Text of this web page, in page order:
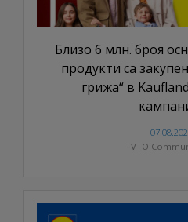
Близо 6 млн. броя
продукти са
грижа“ в
V+O